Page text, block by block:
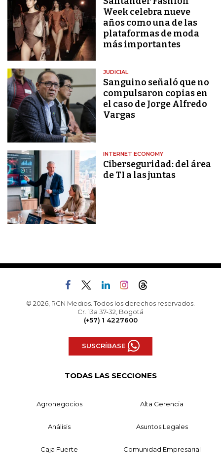
Week celebra nueve
años como una de las
plataformas de moda
más importantes
JUDICIAL
Sanguino señaló que no
compulsaron copias en
el caso de Jorge Alfredo
Vargas
INTERNET ECONOMY
Ciberseguridad: del área
de TI a las juntas
© 2026, RCN Medios. Todos los derechos reservados.
Cr. 13a 37-32, Bogotá
(+57) 1 4227600
SUSCRÍBASE
TODAS LAS SECCIONES
Agronegocios Alta Gerencia
Análisis Asuntos Legales
Caja Fuerte Comunidad Empresarial